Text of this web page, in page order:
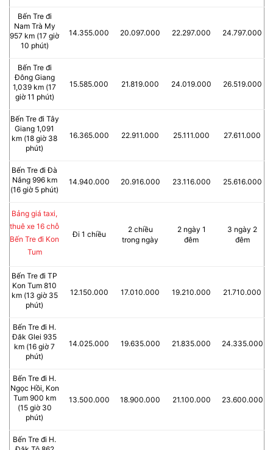
Bến Tre đi
Nam Trà My
957 km (17 giờ
10 phút)
14.355.000 20.097.000 22.297.000 24.797.000
Bến Tre đi
Đông Giang
1,039 km (17
giờ 11 phút)
15.585.000 21.819.000 24.019.000 26.519.000
Bến Tre đi Tây
Giang 1,091
km (18 giờ 38
phút)
16.365.000 22.911.000 25.111.000 27.611.000
Bến Tre đi Đà
Nắng 996 km
(16 giờ 5 phút)
14.940.000 20.916.000 23.116.000 25.616.000
Bảng giá taxi,
thuê xe 16 chỗ
Bến Tre đi Kon
Tum
Đi 1 chiều
2 chiều
trong ngày
2 ngày 1
đêm
3 ngày 2
đêm
Bến Tre đi TP
Kon Tum 810
km (13 giờ 35
phút)
12.150.000 17.010.000 19.210.000 21.710.000
Bến Tre đi H.
Đăk Glei 935
km (16 giờ 7
phút)
14.025.000 19.635.000 21.835.000 24.335.000
Bến Tre đi H.
Ngọc Hồi, Kon
Tum 900 km
(15 giờ 30
phút)
13.500.000 18.900.000 21.100.000 23.600.000
Bến Tre đi H.